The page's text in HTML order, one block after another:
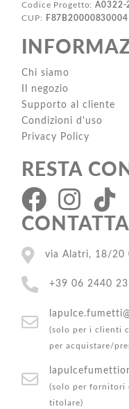
Codice Progetto:A0322-
CUP:
F87B20000830004
Chi siamo
Il negozio
Supporto al cliente
Condizioni d'uso
Privacy Policy
RESTA
via Alatri, 18/20
+39 06 2440
(solo per i clienti
per acquistare/
(solo per fornitori
titolare)